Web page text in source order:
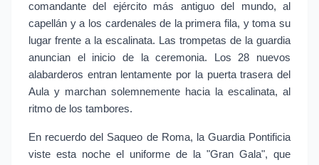
comandante del ejército más antiguo del mundo, al
capellán y a los cardenales de la primera fila, y toma su
lugar frente a la escalinata. Las trompetas de la guardia
anuncian el inicio de la ceremonia. Los 28 nuevos
alabarderos entran lentamente por la puerta trasera del
Aula y marchan solemnemente hacia la escalinata, al
ritmo de los tambores.
En recuerdo del Saqueo de Roma, la Guardia Pontificia
viste esta noche el uniforme de la "Gran Gala", que